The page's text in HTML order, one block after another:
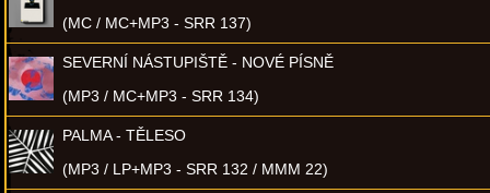
(MC / MC+MP3 - SRR 137)
SEVERNÍ NÁSTUPIŠTĚ - NOVÉ PÍSNĚ
(MP3 / MC+MP3 - SRR 134)
PALMA - TĚLESO
(MP3 / LP+MP3 - SRR 132 / MMM 22)